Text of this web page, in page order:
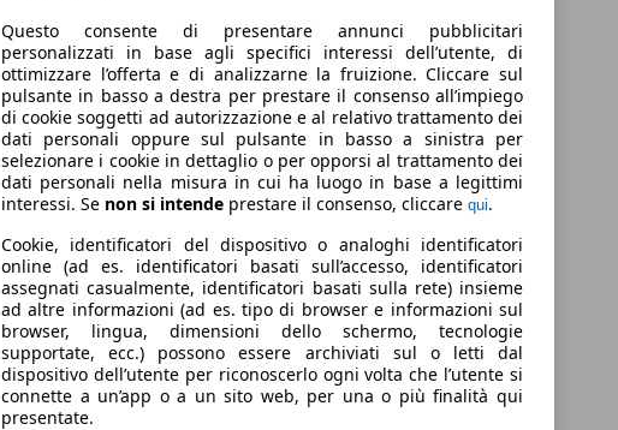
Questo consente di presentare annunci pubblicitari
personalizzati in base agli specifici interessi dell’utente, di
ottimizzare l’offerta e di analizzarne la fruizione. Cliccare sul
pulsante in basso a destra per prestare il consenso all’impiego
di cookie soggetti ad autorizzazione e al relativo trattamento dei
dati personali oppure sul pulsante in basso a sinistra per
selezionare i cookie in dettaglio o per opporsi al trattamento dei
dati personali nella misura in cui ha luogo in base a legittimi
interessi. Se non si intende prestare il consenso, cliccare qui.
Cookie, identificatori del dispositivo o analoghi identificatori
online (ad es. identificatori basati sull’accesso, identificatori
assegnati casualmente, identificatori basati sulla rete) insieme
ad altre informazioni (ad es. tipo di browser e informazioni sul
browser, lingua, dimensioni dello schermo, tecnologie
supportate, ecc.) possono essere archiviati sul o letti dal
dispositivo dell’utente per riconoscerlo ogni volta che l’utente si
connette a un’app o a un sito web, per una o più finalità qui
presentate.